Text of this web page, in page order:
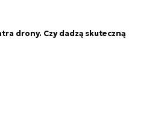
drony. Czy dadzą skuteczną